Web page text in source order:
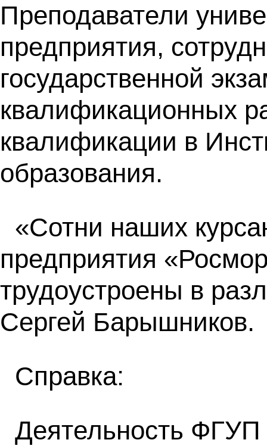
Преподаватели
предприятия,
государственной
квалификационных
квалификации в
образования.
«Сотни наших
предприятия
трудоустроены в
Сергей Барышников.
Справка:
Деятельность ФГУП